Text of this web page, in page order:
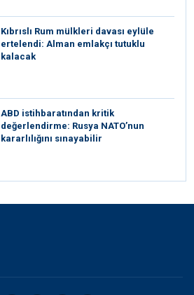
Kıbrıslı Rum mülkleri davası eylüle
ertelendi: Alman emlakçı tutuklu
kalacak
ABD istihbaratından kritik
değerlendirme: Rusya NATO’nun
kararlılığını sınayabilir